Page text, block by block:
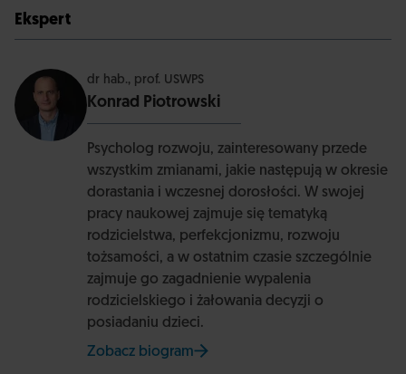
Ekspert
dr hab., prof. USWPS
Konrad Piotrowski
Psycholog rozwoju, zainteresowany przede
wszystkim zmianami, jakie następują w okresie
dorastania i wczesnej dorosłości. W swojej
pracy naukowej zajmuje się tematyką
rodzicielstwa, perfekcjonizmu, rozwoju
tożsamości, a w ostatnim czasie szczególnie
zajmuje go zagadnienie wypalenia
rodzicielskiego i żałowania decyzji o
posiadaniu dzieci.
Zobacz biogramna stronie Uniwersytetu SWPS